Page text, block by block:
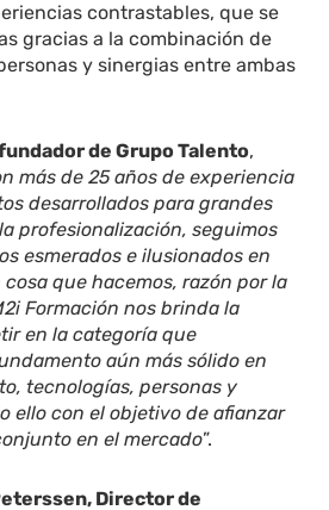
contrastables, que se
gracias a la combinación de
y sinergias entre ambas
de Grupo Talento,
más de 25 años de experiencia
desarrollados para grandes
profesionalización, seguimos
esmerados e ilusionados en
que hacemos, razón por la
Formación nos brinda la
en la categoría que
aún más sólido en
tecnologías, personas y
ello con el objetivo de afianzar
en el mercado”.
Director de